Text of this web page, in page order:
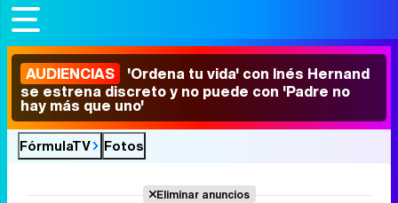
AUDIENCIAS 'Ordena tu vida' con Inés Hernand
se estrena discreto y no puede con 'Padre no
hay más que uno'
FórmulaTV Fotos
Eliminar anuncios